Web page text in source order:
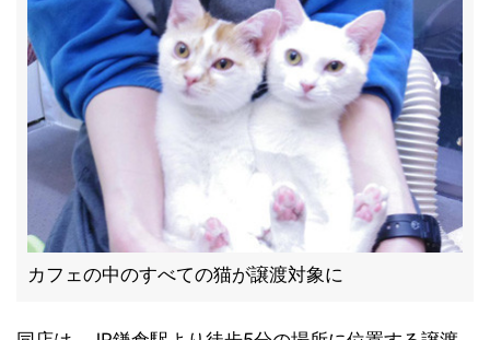
カフェの中のすべての猫が譲渡対象に